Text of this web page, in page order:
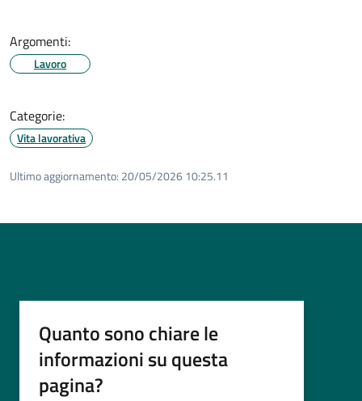
Argomenti:
Lavoro
Categorie:
Vita lavorativa
Ultimo aggiornamento: 20/05/2026 10:25.11
Quanto sono chiare le
informazioni su questa
pagina?